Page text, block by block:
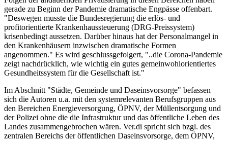
gerade zu Beginn der Pandemie dramatische Engpässe offenbart.
"Deswegen musste die Bundesregierung die erlös- und
profitorientierte Krankenhaussteuerung (DRG-Preissystem)
krisenbedingt aussetzen. Darüber hinaus hat der Personalmangel in
den Krankenhäusern inzwischen dramatische Formen
angenommen." Es wird geschlussgefolgert, "..die Corona-Pandemie
zeigt nachdrücklich, wie wichtig ein gutes gemeinwohlorientiertes
Gesundheitssystem für die Gesellschaft ist."
Im Abschnitt "Städte, Gemeinde und Daseinsvorsorge" befassen
sich die Autoren u.a. mit den systemrelevanten Berufsgruppen aus
den Bereichen Energieversorgung, ÖPNV, der Müllentsorgung und
der Polizei ohne die die Infrastruktur und das öffentliche Leben des
Landes zusammengebrochen wären. Ver.di spricht sich bzgl. des
zentralen Bereichs der öffentlichen Daseinsvorsorge, dem ÖPNV,